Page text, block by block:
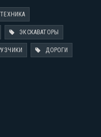
ЭКСКАВАТОРЫ
ДОРОГИ